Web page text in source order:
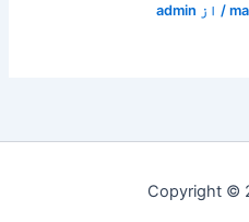
/ از admin
Copyright ©